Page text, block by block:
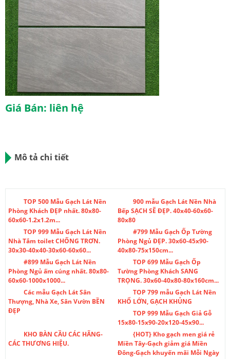
Giá Bán: liên hệ
Mô tả chi tiết
TOP 500 Mẫu Gạch Lát Nền
Phòng Khách ĐẸP nhất. 80x80-
60x60-1.2x1.2m...
900 mẫu Gạch Lát Nền Nhà
Bếp SẠCH SẼ ĐẸP. 40x40-60x60-
80x80
TOP 999 Mẫu Gạch Lát Nền
Nhà Tắm toilet CHỐNG TRƠN.
30x30-40x40-30x60-60x60...
#799 Mẫu Gạch Ốp Tường
Phòng Ngủ ĐẸP. 30x60-45x90-
40x80-75x150cm...
#899 Mẫu Gạch Lát Nền
Phòng Ngủ ấm cúng nhất. 80x80-
60x60-1000x1000...
TOP 699 Mẫu Gạch Ốp
Tường Phòng Khách SANG
TRỌNG. 30x60-40x80-80x160cm...
Các mẫu Gạch Lát Sân
Thượng, Nhà Xe, Sân Vườn BỀN
ĐẸP
TOP 799 mẫu Gạch Lát Nền
KHỔ LỚN, GẠCH KHỦNG
TOP 999 Mẫu Gạch Giả Gỗ
15x80-15x90-20x120-45x90...
KHO BÀN CẦU CÁC HÃNG-
CÁC THƯƠNG HIỆU.
{HOT} Kho gạch men giá rẻ
Miền Tây-Gạch giảm giá Miền
Đông-Gạch khuyến mãi Mỗi Ngày